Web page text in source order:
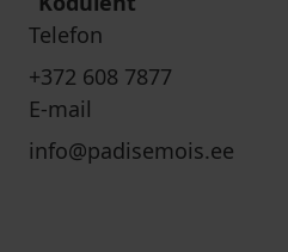
Telefon
+372 608 7877
E-mail
info@padisemois.ee